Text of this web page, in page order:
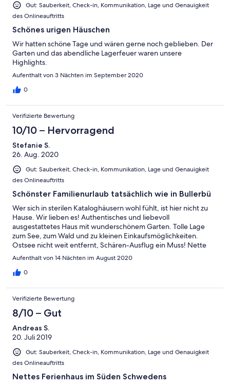
Gut: Sauberkeit, Check-in, Kommunikation, Lage und Genauigkeit
des Onlineauftritts
Schönes urigen Häuschen
Wir hatten schöne Tage und wären gerne noch geblieben. Der
Garten und das abendliche Lagerfeuer waren unsere
Highlights.
Aufenthalt von 3 Nächten im September 2020
0
Verifizierte Bewertung
10/10 – Hervorragend
Stefanie S.
26. Aug. 2020
Gut: Sauberkeit, Check-in, Kommunikation, Lage und Genauigkeit
des Onlineauftritts
Schönster Familienurlaub tatsächlich wie in Bullerbü
Wer sich in sterilen Kataloghäusern wohl fühlt, ist hier nicht zu
Hause. Wir lieben es! Authentisches und liebevoll
ausgestattetes Haus mit wunderschönem Garten. Tolle Lage
zum See, zum Wald und zu kleinen Einkaufsmöglichkeiten.
Ostsee nicht weit entfernt, Schären-Ausflug ein Muss! Nette
und hilfsbereite Nachbarn. Alles da für einen traumhaften
Familienurlaub. Wir kommen sehr gern wieder!
Aufenthalt von 14 Nächten im August 2020
0
Verifizierte Bewertung
8/10 – Gut
Andreas S.
20. Juli 2019
Gut: Sauberkeit, Check-in, Kommunikation, Lage und Genauigkeit
des Onlineauftritts
Nettes Ferienhaus im Süden Schwedens